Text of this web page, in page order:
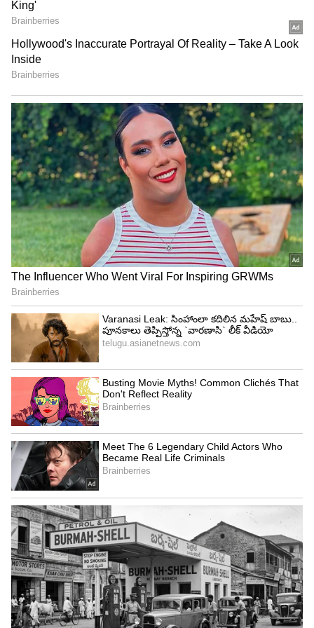
Related Articles
Beer Sales: తెలంగాణలో ఎవ్వరూ ఊహించని
స్థాయిలో బీర్ అమ్మకాలు,ఒక్క ఏప్రిల్ లోనే ఎన్ని
బాటిల్స్ తాగేశారో తెలుసా?
Tulsi Plant: తులసి మొక్క పచ్చగా చిగురించాలంటే
వారానికి ఒక్కసారి ఈ పొడి చల్లండి చాలు!
3
4
Image Credit :Pixabay
కన్యా రాశి
మే పది నుంచి ఐదు రోజులు పాటు ఉంటే రోగ పంచకం
కాలం కన్యా రాశి వారిపై అశుభ ప్రభావాలను చూపిస్తుంది.
విలువైన వస్తువులు పోతాయి. దగ్గరి వారే వాటిని దొంగిలించే
అవకాశం ఉంది. ముఖ్యంగా ప్రయాణ సమయంలో మొబైల్
ఫోన్, లాప్టాప్, ఆభరణాలు వంటివి జాగ్రత్తగా చూసుకోవాలి.